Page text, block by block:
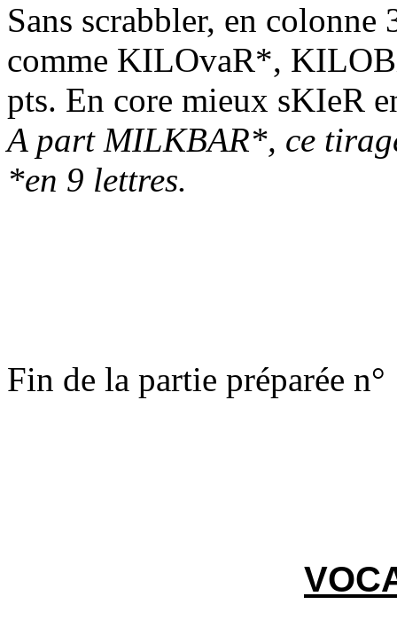
Sans scrabbler, en
comme KILOvaR*,
pts. En core mieux sKIeR
A part MILKBAR*, ce
*en 9 lettres.
Fin de la partie préparée n°